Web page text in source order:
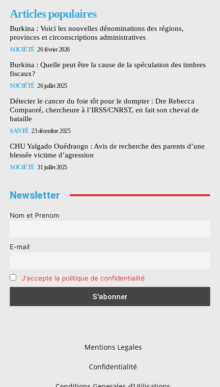
Articles populaires
Burkina : Voici les nouvelles dénominations des régions,
provinces et circonscriptions administratives
SOCIÉTÉ 26 février 2026
Burkina : Quelle peut être la cause de la spéculation des timbres
fiscaux?
SOCIÉTÉ 26 juillet 2025
Détecter le cancer du foie tôt pour le dompter : Dre Rebecca
Compaoré, chercheure à l’IRSS/CNRST, en fait son cheval de
bataille
SANTÉ 23 décembre 2025
CHU Yalgado Ouédraogo : Avis de recherche des parents d’une
blessée victime d’agression
SOCIÉTÉ 31 juillet 2025
Newsletter
Nom et Prenom
E-mail
J'accepte la politique de confidentialité
Mentions Legales
Confidentialité